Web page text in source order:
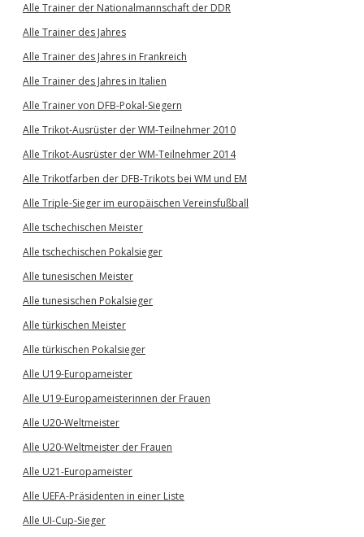
Alle Trainer der Nationalmannschaft der DDR
Alle Trainer des Jahres
Alle Trainer des Jahres in Frankreich
Alle Trainer des Jahres in Italien
Alle Trainer von DFB-Pokal-Siegern
Alle Trikot-Ausrüster der WM-Teilnehmer 2010
Alle Trikot-Ausrüster der WM-Teilnehmer 2014
Alle Trikotfarben der DFB-Trikots bei WM und EM
Alle Triple-Sieger im europäischen Vereinsfußball
Alle tschechischen Meister
Alle tschechischen Pokalsieger
Alle tunesischen Meister
Alle tunesischen Pokalsieger
Alle türkischen Meister
Alle türkischen Pokalsieger
Alle U19-Europameister
Alle U19-Europameisterinnen der Frauen
Alle U20-Weltmeister
Alle U20-Weltmeister der Frauen
Alle U21-Europameister
Alle UEFA-Präsidenten in einer Liste
Alle UI-Cup-Sieger